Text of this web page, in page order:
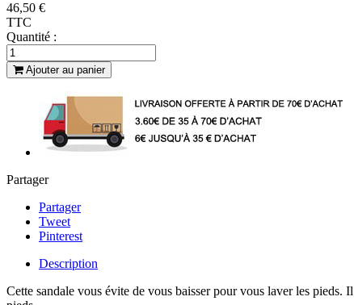
46,50 €
TTC
Quantité :
Ajouter au panier
Partager
Partager
Tweet
Pinterest
Description
Cette sandale vous évite de vous baisser pour vous laver les